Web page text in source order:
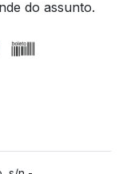
do assunto.